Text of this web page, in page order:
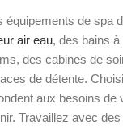
de spa
air eau, des bains
des cabines de
de détente.
aux besoins de
Travaillez avec